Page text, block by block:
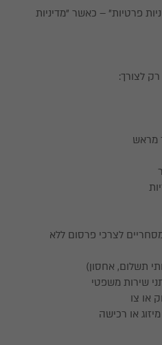
פרטיות" – כאשר "מדיניות
לצורך:
מראש
לצרכי פרסום ללא
תשלום, אחסון)
שירות משפטי
או צו
או רכישה